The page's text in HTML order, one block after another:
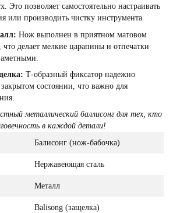
Это позволяет самостоятельно настраивать
или производить чистку инструмента.
Нож выполнен в приятном матовом
делает мелкие царапины и отпечатки
Т-образный фиксатор надежно
состоянии, что важно для
металлический баллисонг для тех, кто
в каждой детали!
Балисонг (нож-бабочка)
Нержавеющая сталь
Металл
Balisong (защелка)